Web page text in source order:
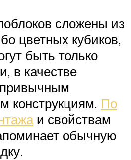
сложены из
цветных кубиков,
быть только
в качестве
конструкциям. По
и свойствам
обычную